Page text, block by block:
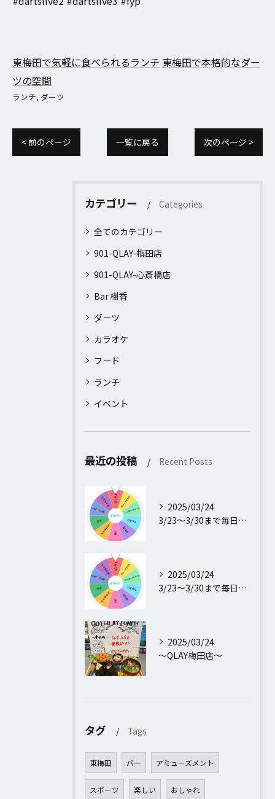
東梅田で気軽に食べられるランチ 東梅田で本格的なダー
ツの空間
ランチ ダーツ
< 前のページ 一覧に戻る 次のページ >
カテゴリー Categories
全てのカテゴリー
901-QLAY-梅田店
901-QLAY-心斎橋店
Bar 樹香
ダーツ
カラオケ
フード
ランチ
イベント
最近の投稿 Recent Posts
2025/03/24
3/23〜3/30まで毎日行われるフォロー＆リポストキャンペ...
2025/03/24
3/23〜3/30まで毎日行われるフォロー＆リポストキャンペ...
2025/03/24
〜QLAY梅田店〜
タグ Tags
東梅田 バー アミューズメント
スポーツ 楽しい おしゃれ